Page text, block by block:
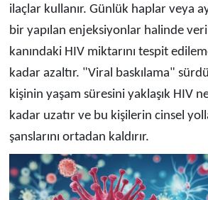
ilaçlar kullanır. Günlük haplar veya
bir yapılan enjeksiyonlar halinde
kanındaki HIV miktarını tespit
kadar azaltır. "Viral baskılama"
kişinin yaşam süresini yaklaşık HIV
kadar uzatır ve bu kişilerin cinsel
şanslarını ortadan kaldırır.